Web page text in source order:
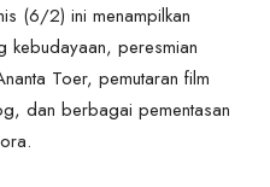
(6/2) ini menampilkan
peresmian
Toer, pemutaran film
dan berbagai pementasan